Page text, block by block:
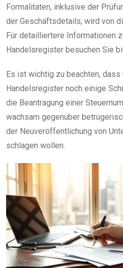
Formalitäten, inklusive der
der Geschäftsdetails, wird von
Für detailliertere Informationen
Handelsregister besuchen Sie
Es ist wichtig zu beachten, dass
Handelsregister noch einige
die Beantragung einer
wachsam gegenüber
der Neuveröffentlichung von
schlagen wollen.